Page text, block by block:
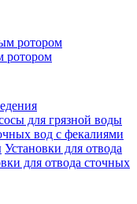
ротором
ротором
для грязной воды
вод c фекалиями
Установки для отвода
для отвода сточных